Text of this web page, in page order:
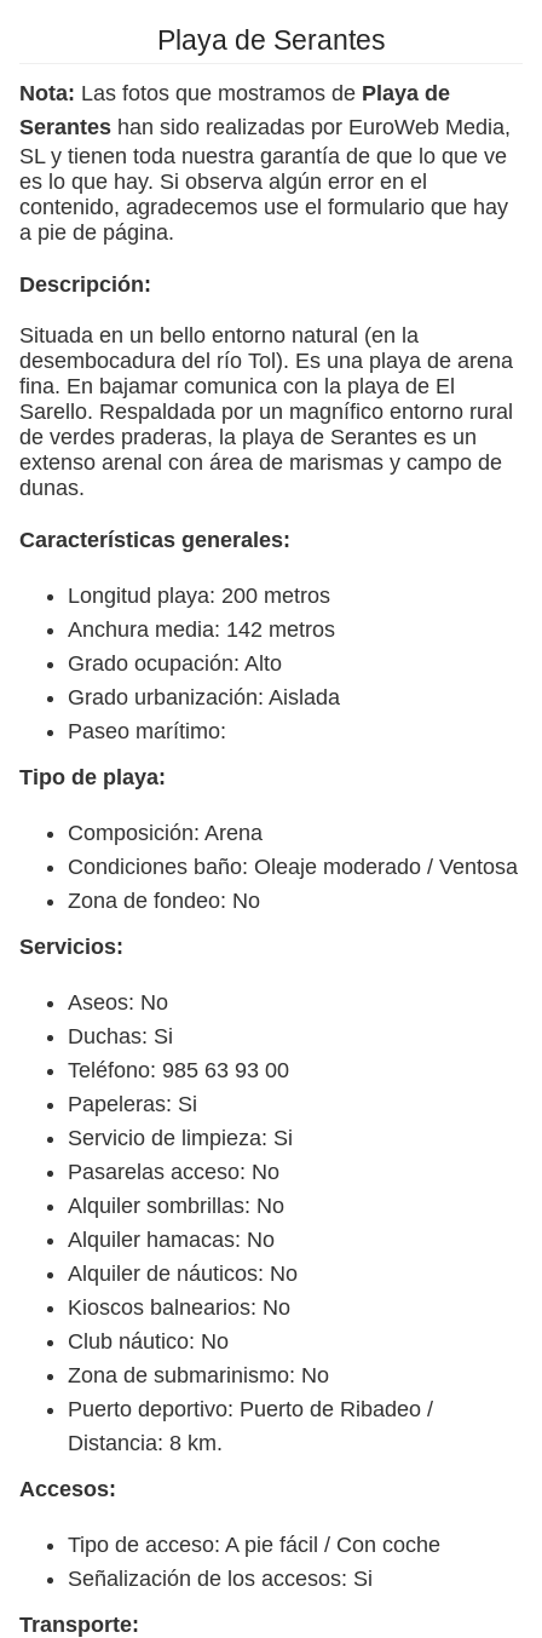
Playa de Serantes
Nota: Las fotos que mostramos de Playa de
Serantes han sido realizadas por EuroWeb Media,
SL y tienen toda nuestra garantía de que lo que ve
es lo que hay. Si observa algún error en el
contenido, agradecemos use el formulario que hay
a pie de página.
Descripción:
Situada en un bello entorno natural (en la
desembocadura del río Tol). Es una playa de arena
fina. En bajamar comunica con la playa de El
Sarello. Respaldada por un magnífico entorno rural
de verdes praderas, la playa de Serantes es un
extenso arenal con área de marismas y campo de
dunas.
Características generales:
Longitud playa: 200 metros
Anchura media: 142 metros
Grado ocupación: Alto
Grado urbanización: Aislada
Paseo marítimo:
Tipo de playa:
Composición: Arena
Condiciones baño: Oleaje moderado / Ventosa
Zona de fondeo: No
Servicios:
Aseos: No
Duchas: Si
Teléfono: 985 63 93 00
Papeleras: Si
Servicio de limpieza: Si
Pasarelas acceso: No
Alquiler sombrillas: No
Alquiler hamacas: No
Alquiler de náuticos: No
Kioscos balnearios: No
Club náutico: No
Zona de submarinismo: No
Puerto deportivo: Puerto de Ribadeo /
Distancia: 8 km.
Accesos:
Tipo de acceso: A pie fácil / Con coche
Señalización de los accesos: Si
Transporte: